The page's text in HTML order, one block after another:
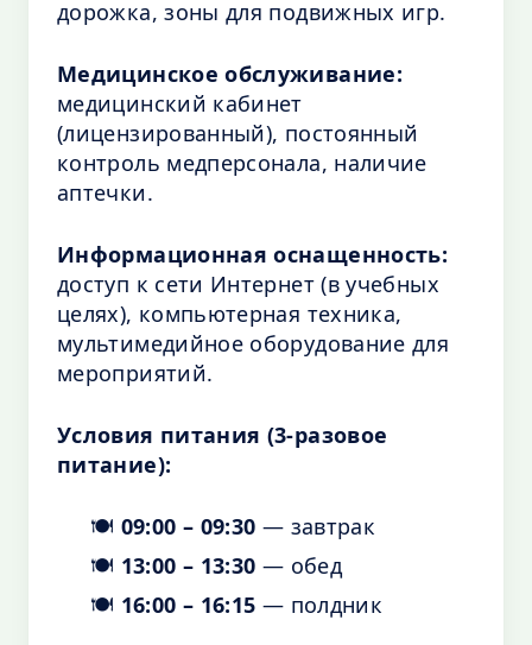
дорожка, зоны для подвижных игр.
Медицинское обслуживание:
медицинский кабинет
(лицензированный), постоянный
контроль медперсонала, наличие
аптечки.
Информационная оснащенность:
доступ к сети Интернет (в учебных
целях), компьютерная техника,
мультимедийное оборудование для
мероприятий.
Условия питания (3-разовое
питание):
🍽️ 09:00 – 09:30 — завтрак
🍽️ 13:00 – 13:30 — обед
🍽️ 16:00 – 16:15 — полдник